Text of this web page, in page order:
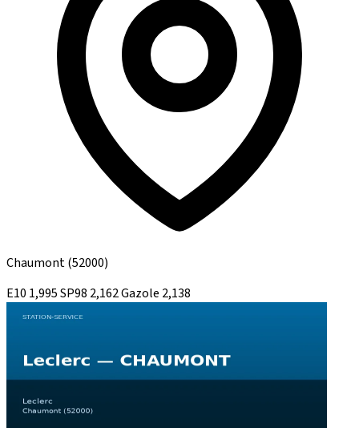
Chaumont(52000)
E10 1,995SP98 2,162Gazole 2,138